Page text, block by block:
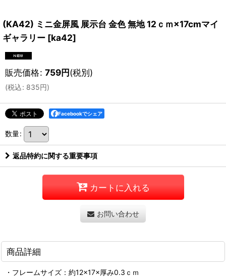
(KA42) ミニ金屏風 展示台 金色 無地 12ｃｍ×17cmマイ
ギャラリー [ka42]
販売価格: 759円(税別)
(税込: 835円)
Facebookでシェア
数量:
返品特約に関する重要事項
カートに入れる
お問い合わせ
商品詳細
・フレームサイズ：約12×17×厚み0.3ｃｍ